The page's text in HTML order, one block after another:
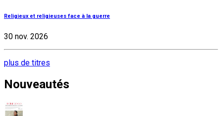
Religieux et religieuses face à la guerre
30 nov. 2026
plus de titres
Nouveautés